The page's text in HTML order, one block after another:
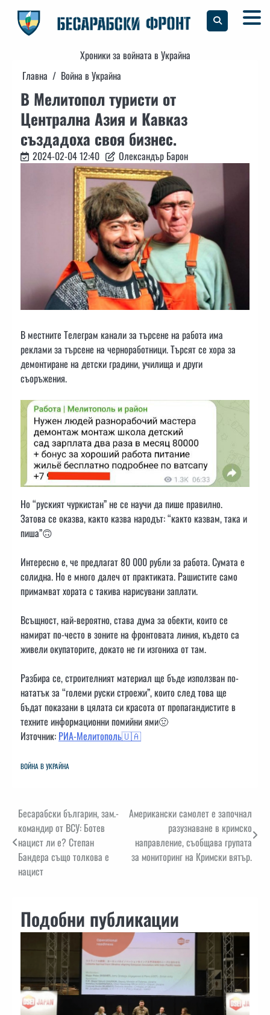
content
Хроники за войната в Украйна
Главна
Война в Украйна
В Мелитопол туристи от
Централна Азия и Кавказ
създадоха своя бизнес.
2024-02-04 12:40 Олександър Барон
В местните Tелеграм канали за търсене на работа има
реклами за търсене на черноработници. Търсят се хора за
демонтиране на детски градини, училища и други
съоръжения.
Но “руският чуркистан” не се научи да пише правилно.
Затова се оказва, както казва народът: “както казвам, така и
пиша”🙃
Интересно е, че предлагат 80 000 рубли за работа. Сумата е
солидна. Но е много далеч от практиката. Рашистите само
примамват хората с такива нарисувани заплати.
Всъщност, най-вероятно, става дума за обекти, които се
намират по-често в зоните на фронтовата линия, където са
живели окупаторите, докато не ги изгониха от там.
Разбира се, строителният материал ще бъде използван по-
нататък за “големи руски строежи”, които след това ще
бъдат показани в цялата си красота от пропагандистите в
техните информационни помийни ями🤢
Източник: РИА-Мелитополь🇺🇦
ВОЙНА В УКРАЙНА
Навигация
Бесарабски българин, зам.-
командир от ВСУ: Ботев
нацист ли е? Степан
Бандера също толкова е
нацист
Американски самолет е започнал
разузнаване в кримско
направление, съобщава групата
за мониторинг на Кримски вятър.
Подобни публикации